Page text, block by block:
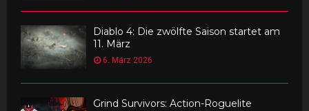
Diablo 4: Die zwölfte Saison startet am
11. März
6. März 2026
Grind Survivors: Action-Roguelite